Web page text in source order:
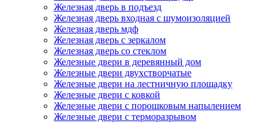
Железная дверь в подъезд
Железная дверь входная с шумоизоляцией
Железная дверь мдф
Железная дверь с зеркалом
Железная дверь со стеклом
Железные двери в деревянный дом
Железные двери двухстворчатые
Железные двери на лестничную площадку
Железные двери с ковкой
Железные двери с порошковым напылением
Железные двери с терморазрывом